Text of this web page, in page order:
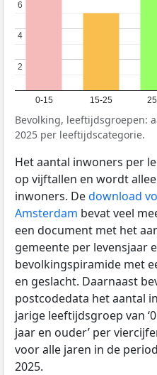
0-15 15-25
2
2
4
4
6
6
Bevolking, leeftijdsgroepen:
2025 per leeftijdscategorie.
Het aantal inwoners per
op vijftallen en wordt
inwoners. Dedownload
Amsterdam bevat veel
een document met het
gemeente per levensjaar
bevolkingspiramide met
en geslacht. Daarnaast
postcodedata het aantal
jarige leeftijdsgroep van
jaar en ouder’ per
voor alle jaren in de
2025.